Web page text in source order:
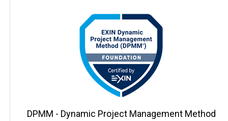
DPMM - Dynamic Project Management Method